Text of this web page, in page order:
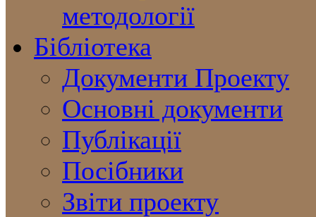
методології
Бібліотека
Документи Проекту
Основні документи
Публікації
Посібники
Звіти проекту